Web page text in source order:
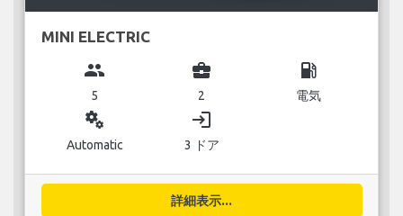
MINI ELECTRIC
group
5
business_center
2
local_gas_station
電気
miscellaneous_services
Automatic
login
3 ドア
詳細表示...